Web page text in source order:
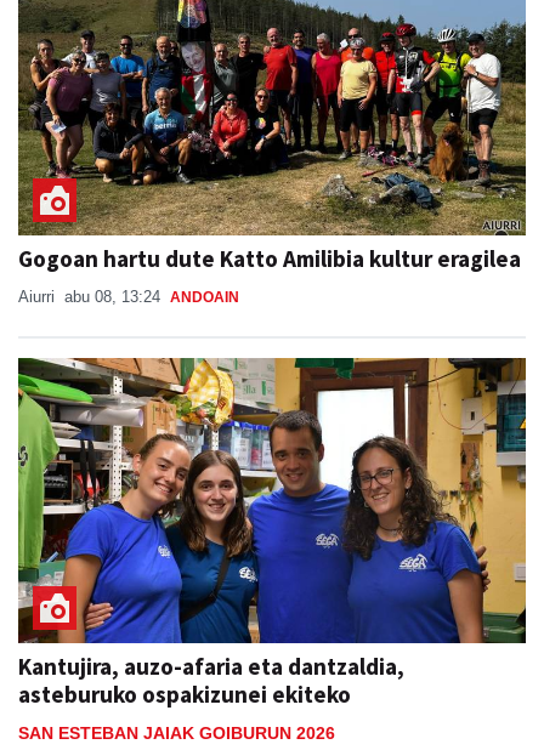
Gogoan hartu dute Katto Amilibia kultur eragilea
Aiurri abu 08, 13:24 ANDOAIN
Kantujira, auzo-afaria eta dantzaldia,
asteburuko ospakizunei ekiteko
SAN ESTEBAN JAIAK GOIBURUN 2026